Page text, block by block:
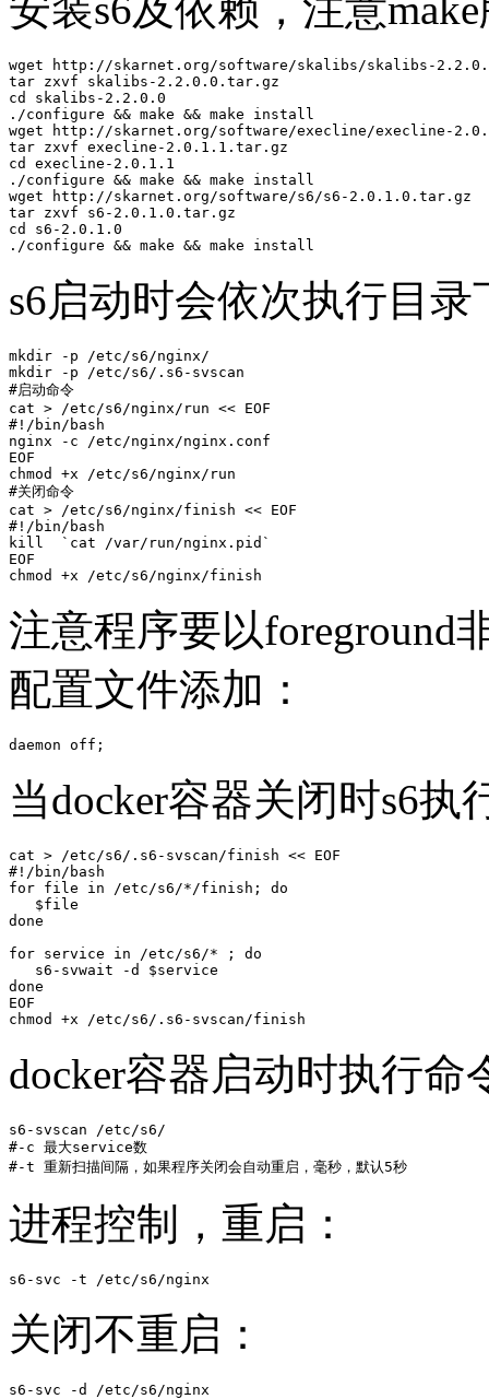
wget http://skarnet.org/software/skalibs/skalibs-
tar zxvf skalibs-2.2.0.0.tar.gz
cd skalibs-2.2.0.0
./configure && make && make install
wget http://skarnet.org/software/execline/execline-
tar zxvf execline-2.0.1.1.tar.gz
cd execline-2.0.1.1
./configure && make && make install
wget http://skarnet.org/software/s6/s6-2.0.1.0.tar.gz
tar zxvf s6-2.0.1.0.tar.gz
cd s6-2.0.1.0
./configure && make && make install
s6启动时会依次执行目录
mkdir -p /etc/s6/nginx/
mkdir -p /etc/s6/.s6-svscan
#启动命令
cat > /etc/s6/nginx/run << EOF
#!/bin/bash
nginx -c /etc/nginx/nginx.conf
EOF
chmod +x /etc/s6/nginx/run
#关闭命令
cat > /etc/s6/nginx/finish << EOF
#!/bin/bash
kill  `cat /var/run/nginx.pid`
EOF
chmod +x /etc/s6/nginx/finish
注意程序要以foreground
配置文件添加：
daemon off;
当docker容器关闭时s6执
cat > /etc/s6/.s6-svscan/finish << EOF
#!/bin/bash
for file in /etc/s6/*/finish; do
   $file
done
for service in /etc/s6/* ; do
   s6-svwait -d $service
done
EOF
chmod +x /etc/s6/.s6-svscan/finish
docker容器启动时执行命
s6-svscan /etc/s6/
#-c 最大service数
#-t 重新扫描间隔，如果程序关闭会自动重启，毫秒，默认5秒
进程控制，重启：
s6-svc -t /etc/s6/nginx
关闭不重启：
s6-svc -d /etc/s6/nginx